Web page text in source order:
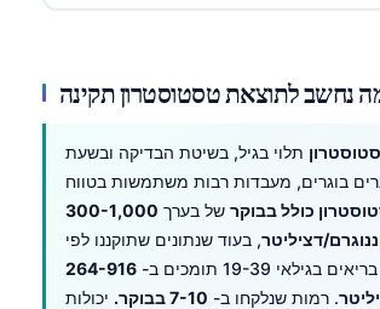
תלוי בגיל, בשיטת הבדיקה ובשעת
בוגרים, מעבדות רבות משתמשות בטווח
כולל בבוקר של בערך 300-1,000
ננוגרם/דציליטר, בעוד שנתונים שתוקננו לפי CDC בגברים
בריאים בגילאי 19-39 תומכים ב-
264-916
. רמות שנלקחו ב- 7-10 בבוקר.
יכולות